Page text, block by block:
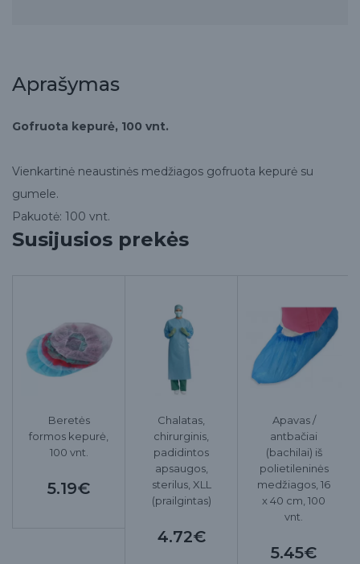
Aprašymas
Gofruota kepurė, 100 vnt.
Vienkartinė neaustinės medžiagos gofruota kepurė su
gumele.
Pakuotė: 100 vnt.
Susijusios prekės
Beretės
formos kepurė,
100 vnt.
5.19€
Chalatas,
chirurginis,
padidintos
apsaugos,
sterilus, XLL
(prailgintas)
4.72€
Apavas /
antbačiai
(bachilai) iš
polietileninės
medžiagos, 16
x 40 cm, 100
vnt.
5.45€